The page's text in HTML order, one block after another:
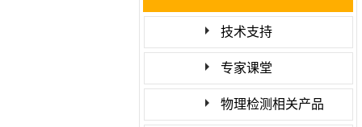
技术支持
专家课堂
物理检测相关产品